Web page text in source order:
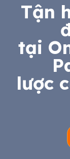
Tận
tại
lược